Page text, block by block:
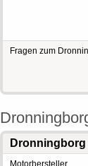
Fragen zum
Dronningborg
Motorhersteller